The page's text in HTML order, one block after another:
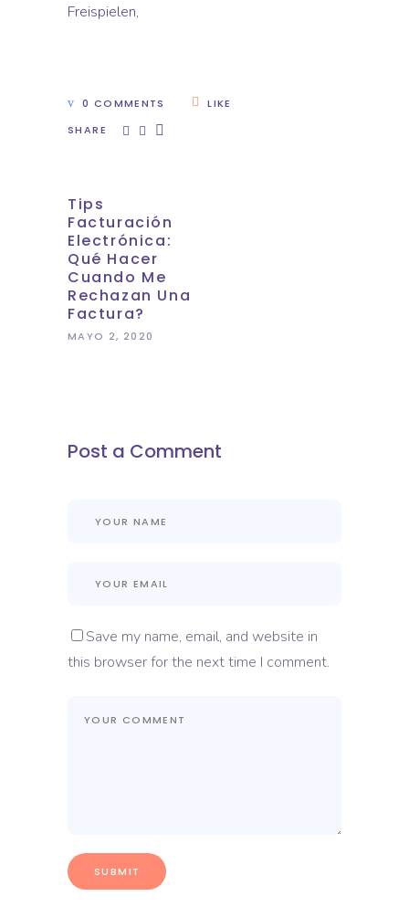
Freispielen,
0 COMMENTS
LIKE
SHARE
Tips
Facturación
Electrónica:
Qué Hacer
Cuando Me
Rechazan Una
Factura?
MAYO 2, 2020
Post a Comment
Save my name, email, and website in
this browser for the next time I comment.